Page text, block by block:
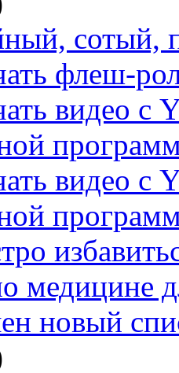
сотый,
флеш-
видео с
видео с
медицине
новый